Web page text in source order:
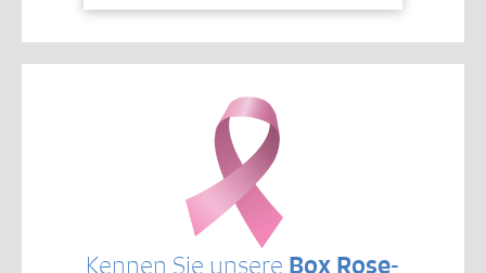
Kennen Sie unsere Box Rose-